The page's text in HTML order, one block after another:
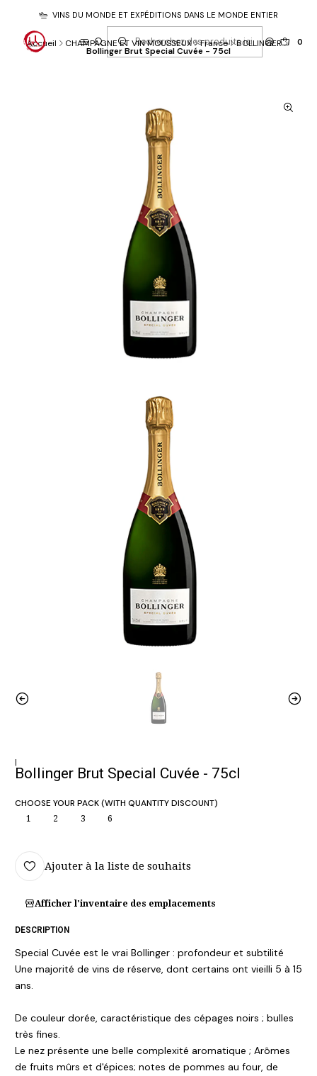
0
VINS DU MONDE ET EXPÉDITIONS DANS LE MONDE ENTIER
Accueil CHAMPAGNE ET VIN MOUSSEUX France BOLLINGER
Bollinger Brut Special Cuvée - 75cl
|
Bollinger Brut Special Cuvée - 75cl
CHOOSE YOUR PACK (WITH QUANTITY DISCOUNT)
1 2 3 6
Ajouter à la liste de souhaits
Afficher l'inventaire des emplacements
DESCRIPTION
Special Cuvée est le vrai Bollinger : profondeur et subtilité
Une majorité de vins de réserve, dont certains ont vieilli 5 à 15
ans.
De couleur dorée, caractéristique des cépages noirs ; bulles
très fines.
Le nez présente une belle complexité aromatique ; Arômes
de fruits mûrs et d'épices; notes de pommes au four, de